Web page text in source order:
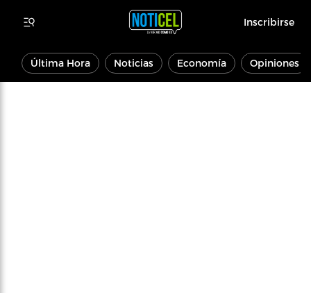
Inscribirse
Última Hora Noticias Economía Opiniones